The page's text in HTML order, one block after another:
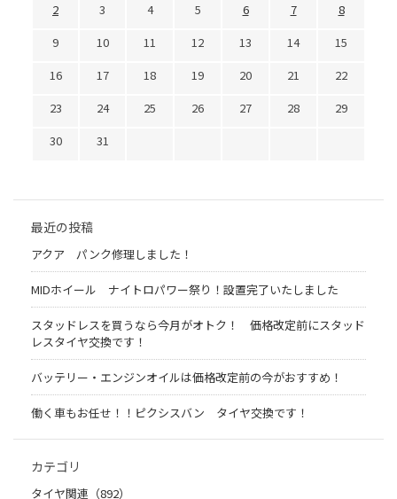
2 3 4 5 6 7
8
9
10 11 12 13 14
15
16
17 18 19 20 21
22
23
24 25 26 27 28
29
30
31
最近の投稿
アクア パンク修理しました！
MIDホイール ナイトロパワー祭り！設置完了いたしました
スタッドレスを買うなら今月がオトク！ 価格改定前にスタッド
レスタイヤ交換です！
バッテリー・エンジンオイルは価格改定前の今がおすすめ！
働く車もお任せ！！ピクシスバン タイヤ交換です！
カテゴリ
タイヤ関連（892）